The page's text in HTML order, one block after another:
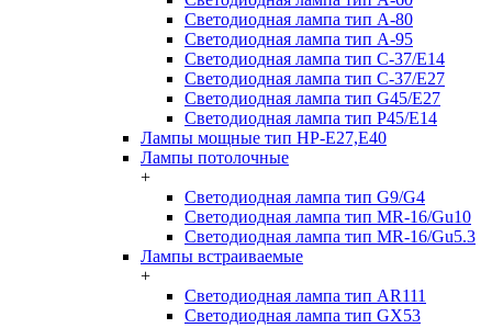
Светодиодная лампа тип A-80
Светодиодная лампа тип A-95
Светодиодная лампа тип C-37/Е14
Светодиодная лампа тип C-37/Е27
Светодиодная лампа тип G45/E27
Светодиодная лампа тип P45/E14
Лампы мощные тип HP-E27,E40
Лампы потолочные
+
Светодиодная лампа тип G9/G4
Светодиодная лампа тип MR-16/Gu10
Светодиодная лампа тип MR-16/Gu5.3
Лампы встраиваемые
+
Светодиодная лампа тип AR111
Светодиодная лампа тип GX53